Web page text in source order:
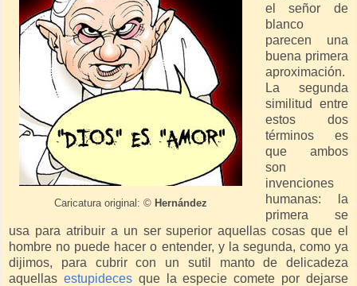
Caricatura original: © Hernández
el señor de
blanco
parecen una
buena primera
aproximación.
La segunda
similitud entre
estos dos
términos es
que ambos
son
invenciones
humanas: la
primera se
usa para atribuir a un ser superior aquellas cosas que el
hombre no puede hacer o entender, y la segunda, como ya
dijimos, para cubrir con un sutil manto de delicadeza
aquellas estupidecesque la especie comete por dejarse